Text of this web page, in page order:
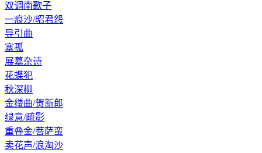
双调南歌子
一痕沙/昭君怨
导引曲
塞孤
展墓杂诗
花蝶犯
秋深柳
金缕曲/贺新郎
绿意/疏影
重叠金/菩萨蛮
卖花声/浪淘沙